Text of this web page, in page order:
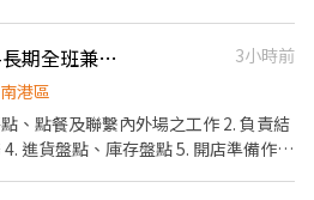
【佳佳甜品-南港】外場-長期全班兼職（205～230）
3小時前
港區
、點餐及聯繫內外場之工作 2. 負責結
進貨盤點、庫存盤點 5. 開店準備作業